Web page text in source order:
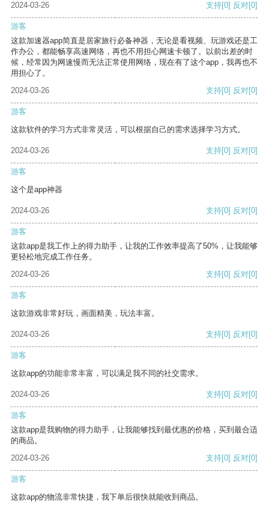
2024-03-26
支持[0] 反对[0]
游客
这款加速器app简直是居家旅行必备神器，无论是看视频、玩游戏还是工
作办公，都能畅享高速网络，再也不用担心网速卡顿了。以前出差的时
候，经常因为网速慢而无法正常使用网络，现在有了这个app，我再也不
用担心了。
2024-03-26
支持[0] 反对[0]
游客
这款软件的学习方式非常灵活，可以根据自己的需求选择学习方式。
2024-03-26 支持[0] 反对[0]
游客
这个是app神器
2024-03-26 支持[0] 反对[0]
游客
这款app是我工作上的得力助手，让我的工作效率提高了50%，让我能够
更轻松地完成工作任务。
2024-03-26
支持[0] 反对[0]
游客
这款游戏非常好玩，画面精美，玩法丰富。
2024-03-26 支持[0] 反对[0]
游客
这款app的功能非常丰富，可以满足我不同的社交需求。
2024-03-26 支持[0] 反对[0]
游客
这款app是我购物的得力助手，让我能够找到最优惠的价格，买到最合适
的商品。
2024-03-26
支持[0] 反对[0]
游客
这款app的物流非常快捷，我下单后很快就能收到商品。